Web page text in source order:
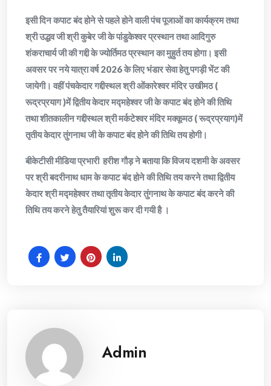
इसी दिन कपाट बंद होने से पहले होने वाली पंच पूजाओं का कार्यक्रम तथा
श्री उद्धव जी श्री कुबेर जी के पांडुकेश्वर प्रस्थान तथा आदिगुरु
शंकराचार्य जी की गद्दी के ज्योर्तिमठ प्रस्थान का मुहुर्त तय होगा। इसी
अवसर पर नये यात्रा वर्ष 2026 के लिए भंडार सेवा हेतु पगड़ी भेंट की
जायेगी। वहीं पंचकेदार गद्दीस्थल श्री ओंकारेश्वर मंदिर उखीमठ (
रूद्रप्रयाग )में द्वितीय केदार मद्महेश्वर जी के कपाट बंद होने की तिथि
तथा शीतकालीन गद्दीस्थल श्री मर्कटेश्वर मंदिर मक्कूमठ ( रूद्रप्रयाग)में
तृतीय केदार तुंगनाथ जी के कपाट बंद होने की तिथि तय होगी।
बीकेटीसी मीडिया प्रभारी हरीश गौड़ ने बताया कि विजय दशमी के अवसर
पर श्री बदरीनाथ धाम के कपाट बंद होने की तिथि तय करने तथा द्वितीय
केदार श्री मद्महेश्वर तथा तृतीय केदार तुंगनाथ के कपाट बंद करने की
तिथि तय करने हेतु तैयारियां शुरू कर दी गयी है ।
Admin